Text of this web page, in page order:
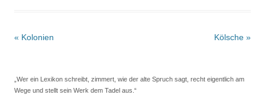
Beitrags-
« Kolonien Kölsche »
„Wer ein Lexikon schreibt, zimmert, wie der alte Spruch sagt, recht eigentlich am
Wege und stellt sein Werk dem Tadel aus.“